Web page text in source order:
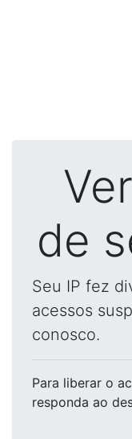
de
Seu IP fez
acessos
conosco.
Para liberar o
responda ao